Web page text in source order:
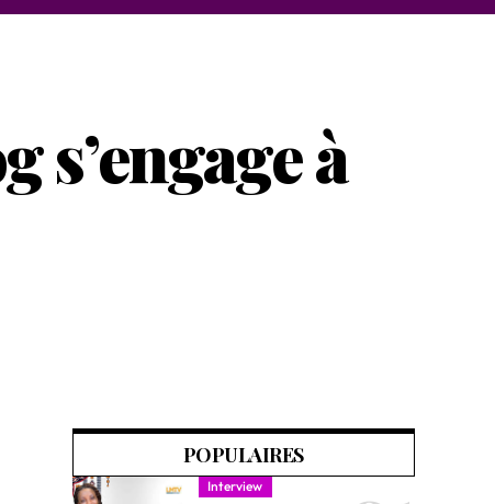
s’engage à
POPULAIRES
Interview